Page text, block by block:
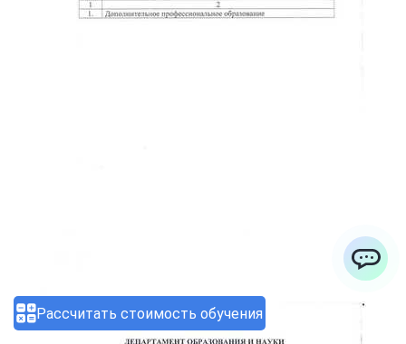
Рассчитать стоимость обучения